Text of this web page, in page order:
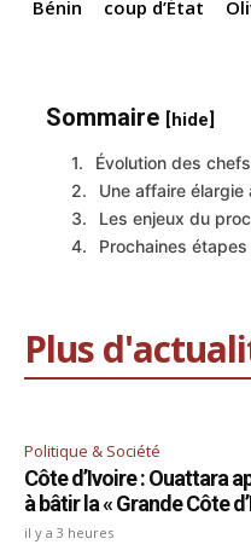
Bénin coup d’État
Sommaire [hide]
Évolution des
Une affaire élargie
Les enjeux du
Prochaines étapes
Plus
Politique & Société
Côte d’Ivoire : Ouattara
à bâtir la « Grande Côte
il y a 3 heures